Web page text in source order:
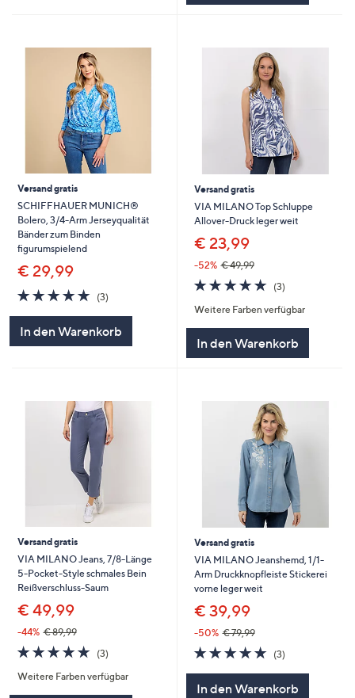
Versand gratis
SCHIFFHAUER MUNICH®
Bolero, 3/4-Arm Jerseyqualität
Bänder zum Binden
figurumspielend
€ 29,99
4.7
von
(3)3
In den Warenkorb
Versand gratis
VIA MILANO Top Schluppe
Allover-Druck leger weit
€ 23,99
-52% € 49,99
4.7
von
5
(3)3
Weitere Farben verfügbar
In den Warenkorb
Versand gratis
VIA MILANO Jeans, 7/8-Länge
5-Pocket-Style schmales Bein
Reißverschluss-Saum
€ 49,99
-44% € 89,99
4.7
von
5
(3)3
Weitere Farben verfügbar
Versand gratis
VIA MILANO Jeanshemd, 1/1-
Arm Druckknopfleiste Stickerei
vorne leger weit
€ 39,99
-50% € 79,99
4.7
von
(3)3
In den Warenkorb